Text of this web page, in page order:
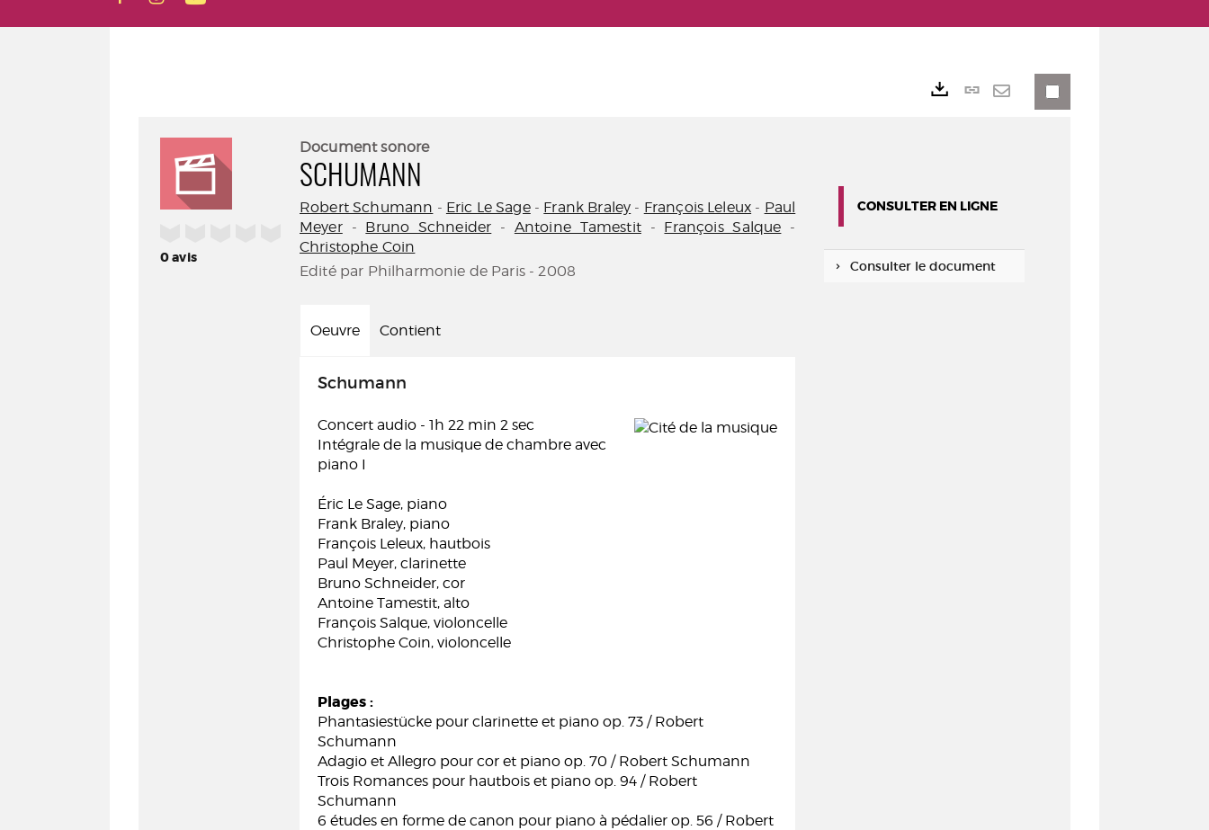
0avis
Document sonore
SCHUMANN
Robert Schumann - Eric Le Sage- Frank Braley - François Leleux - Paul
Meyer- Bruno Schneider - Antoine Tamestit- François Salque -
Christophe Coin
Edité par Philharmonie de Paris - 2008
Oeuvre Contient
Schumann
Concert audio - 1h 22 min 2 sec
Intégrale de la musique de chambre avec
piano I
Éric Le Sage, piano
Frank Braley, piano
François Leleux, hautbois
Paul Meyer, clarinette
Bruno Schneider, cor
Antoine Tamestit, alto
François Salque, violoncelle
Christophe Coin, violoncelle
Plages :
Phantasiestücke pour clarinette et piano op. 73 / Robert
Schumann
Adagio et Allegro pour cor et piano op. 70 / Robert Schumann
Trois Romances pour hautbois et piano op. 94 / Robert
Schumann
6 études en forme de canon pour piano à pédalier op. 56 / Robert
Lien
CONSULTER EN LIGNE
Consulter le document